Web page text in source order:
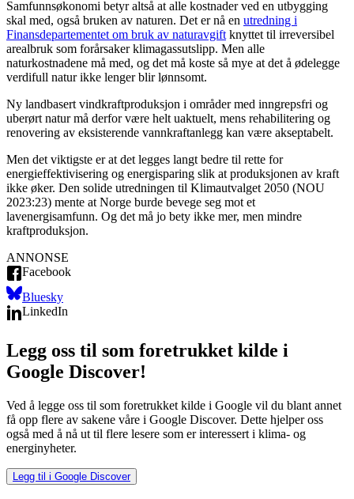
Samfunnsøkonomi betyr altså at alle kostnader ved en utbygging
skal med, også bruken av naturen. Det er nå en utredning i
Finansdepartementet om bruk av naturavgift knyttet til irreversibel
arealbruk som forårsaker klimagassutslipp. Men alle
naturkostnadene må med, og det må koste så mye at det å ødelegge
verdifull natur ikke lenger blir lønnsomt.
Ny landbasert vindkraftproduksjon i områder med inngrepsfri og
uberørt natur må derfor være helt uaktuelt, mens rehabilitering og
renovering av eksisterende vannkraftanlegg kan være akseptabelt.
Men det viktigste er at det legges langt bedre til rette for
energieffektivisering og energisparing slik at produksjonen av kraft
ikke øker. Den solide utredningen til Klimautvalget 2050 (NOU
2023:23) mente at Norge burde bevege seg mot et
lavenergisamfunn. Og det må jo bety ikke mer, men mindre
kraftproduksjon.
ANNONSE
Facebook
Bluesky
LinkedIn
Legg oss til som foretrukket kilde i
Google Discover!
Ved å legge oss til som foretrukket kilde i Google vil du blant annet
få opp flere av sakene våre i Google Discover. Dette hjelper oss
også med å nå ut til flere lesere som er interessert i klima- og
energinyheter.
Legg til i Google Discover